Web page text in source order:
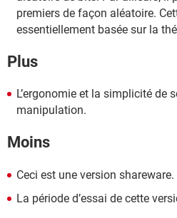
premiers de façon aléatoire.
essentiellement basée sur la
Plus
L’ergonomie et la simplicité de
manipulation.
Moins
Ceci est une version shareware.
La période d’essai de cette